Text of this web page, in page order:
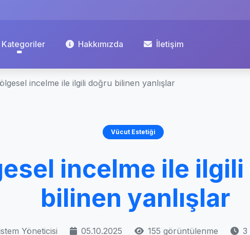
Kategoriler Hakkımızda İletişim
incelme ile ilgili doğru bilinen yanlışlar
Vücut Estetiği
incelme ile
bilinen yanlışlar
Yöneticisi 05.10.2025 155 görüntülenme 3